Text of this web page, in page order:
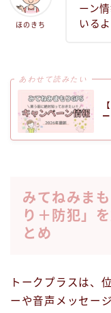
ほのきち
ーン
いるよ
あわせて読みたい
みてねみま
り＋防犯」
とめ
トークプラスは、
ーや音声メッセー